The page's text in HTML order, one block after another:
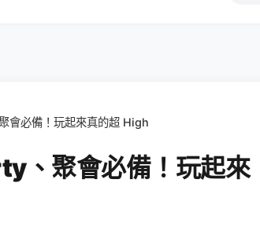
會必備！玩起來真的超 High
、聚會必備！玩起來